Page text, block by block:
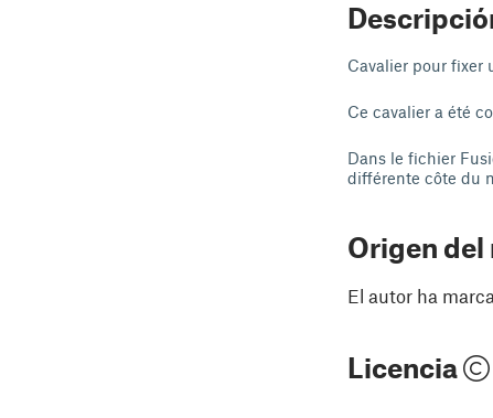
Cavalier pour fixer
Ce cavalier a été
Dans le fichier
différente côte du
Origen del
El autor ha
Licencia